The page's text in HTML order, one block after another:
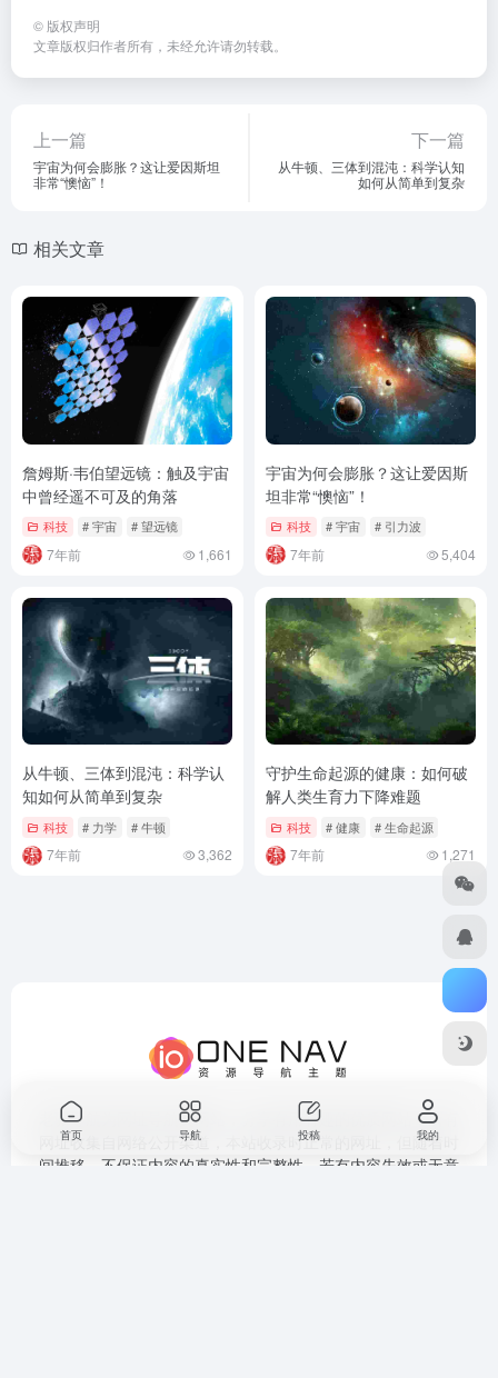
© 版权声明
文章版权归作者所有，未经允许请勿转载。
上一篇
宇宙为何会膨胀？这让爱因斯坦
非常“懊恼”！
下一篇
从牛顿、三体到混沌：科学认知
如何从简单到复杂
相关文章
詹姆斯·韦伯望远镜：触及宇宙
中曾经遥不可及的角落
科技 # 宇宙 # 望远镜
7年前 1,661
宇宙为何会膨胀？这让爱因斯
坦非常“懊恼”！
科技 # 宇宙 # 引力波
7年前 5,404
从牛顿、三体到混沌：科学认
知如何从简单到复杂
科技 # 力学 # 牛顿
7年前 3,362
守护生命起源的健康：如何破
解人类生育力下降难题
科技 # 健康 # 生命起源
7年前 1,271
老张导航为网址导航类网站，分享有用有趣的优质网站，所有
网址收集自网络公开渠道，本站收录时正常的网址，但随着时
间推移，不保证内容的真实性和完整性。若有内容失效或无意
首页 导航 投稿 我的